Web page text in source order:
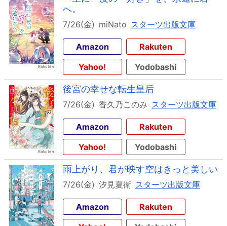
へ。
7/26(金) miNato スターツ出版文庫
Amazon
Rakuten
Yahoo!
Yodobashi
後宮の幸せな転生皇后
7/26(金) 香久乃このみ スターツ出版文庫
Amazon
Rakuten
Yahoo!
Yodobashi
雨上がり、君が映す空はきっと美しい
7/26(金) 汐見夏衛 スターツ出版文庫
Amazon
Rakuten